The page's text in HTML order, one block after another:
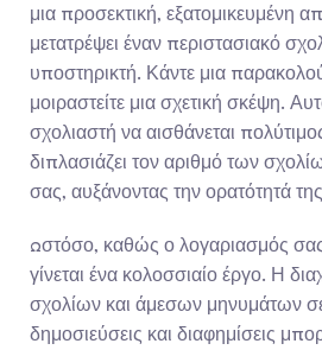
μια προσεκτική, εξατομικευμένη
μετατρέψει έναν περιστασιακό
υποστηρικτή. Κάντε μια
μοιραστείτε μια σχετική σκέψη.
σχολιαστή να αισθάνεται
διπλασιάζει τον αριθμό των
σας, αυξάνοντας την ορατότητά
Ωστόσο, καθώς ο λογαριασμός
γίνεται ένα κολοσσιαίο έργο. Η
σχολίων και άμεσων μηνυμάτων
δημοσιεύσεις και διαφημίσεις